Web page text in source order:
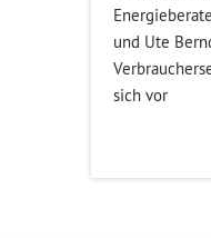
und Ute
sich vor